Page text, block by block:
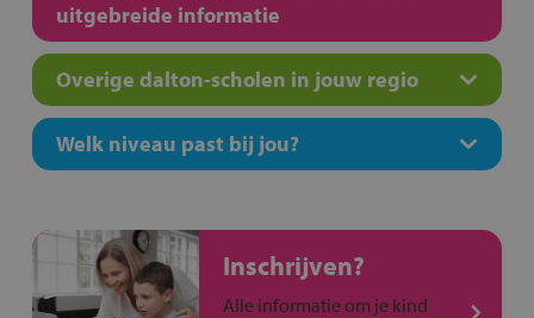
uitgebreide informatie
Overige dalton-scholen in jouw regio
Welk niveau past bij jou?
Inschrijven?
Alle informatie om je kind